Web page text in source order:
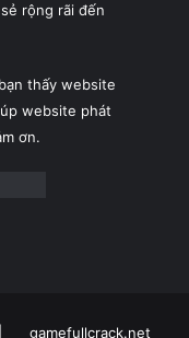
rộng rãi đến
thấy website
website phát
ơn.
gamefullcrack.net